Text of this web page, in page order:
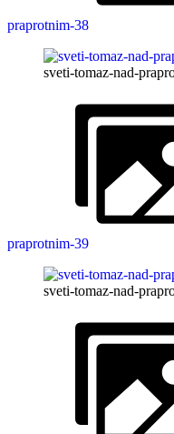
praprotnim-38
sveti-tomaz-nad-
praprotnim-39
sveti-tomaz-nad-